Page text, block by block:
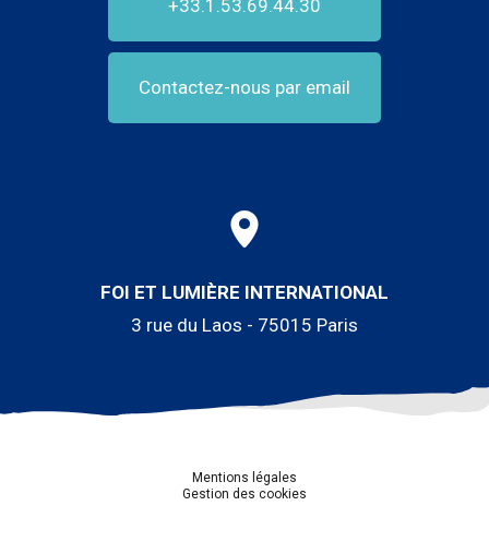
+33.1.53.69.44.30
Contactez-nous par email
FOI ET LUMIÈRE INTERNATIONAL
3 rue du Laos - 75015 Paris
Mentions légales
Gestion des cookies